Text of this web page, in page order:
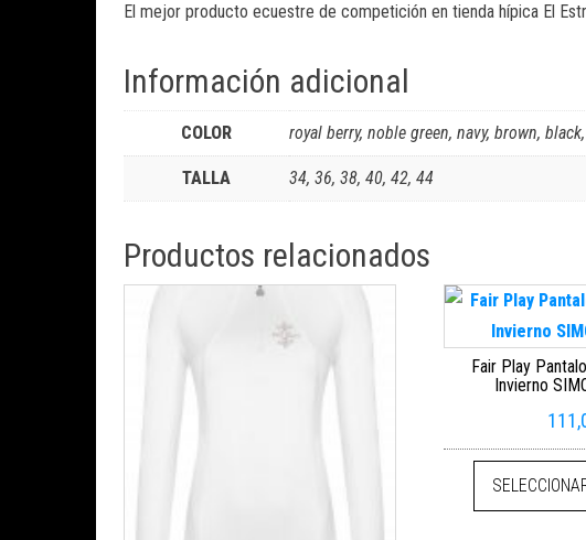
El mejor producto ecuestre de competición en tienda hípica El
Información adicional
COLOR royal berry, noble green, navy, brown,
TALLA 34, 36, 38, 40, 42, 44
Productos relacionados
Fair Play
Invierno